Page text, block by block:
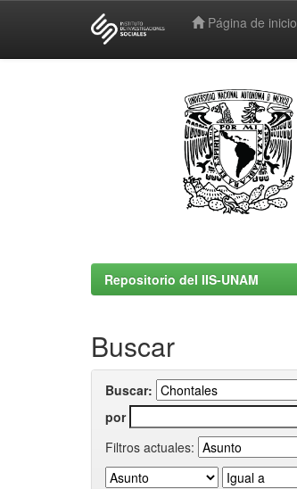
Página de inicio
Repositorio del IIS-UNAM
Buscar
Buscar:
por
Filtros actuales: